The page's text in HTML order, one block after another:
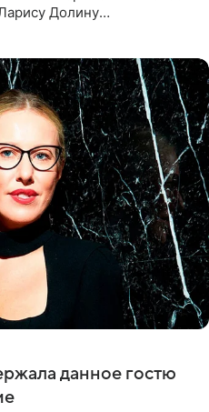
Долину
данное гостю